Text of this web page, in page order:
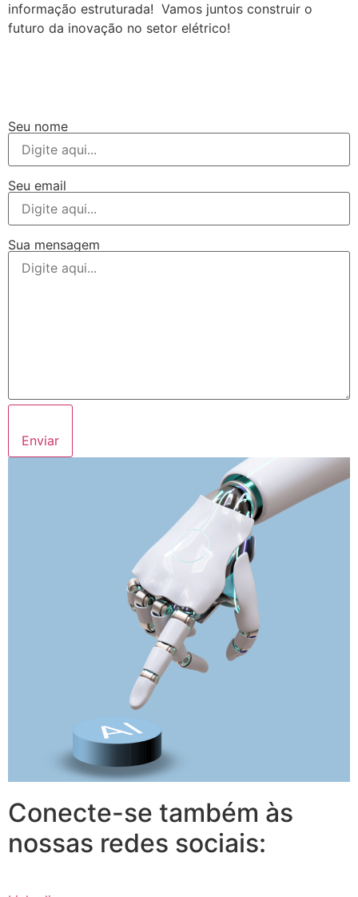
informação estruturada! Vamos juntos construir o
futuro da inovação no setor elétrico!
Seu nome
Seu email
Sua mensagem
Enviar
Conecte-se também às
nossas redes sociais: